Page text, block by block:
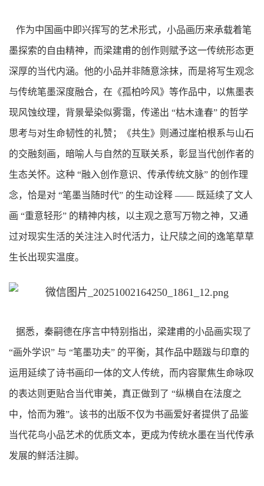
作为中国画中即兴挥写的艺术形式，小品画历来承载着笔
墨探索的自由精神，而梁建甫的创作则赋予这一传统形态更
深厚的当代内涵。他的小品并非随意涂抹，而是将写生观念
与传统笔墨深度融合，在《孤柏吟风》等作品中，以焦墨表
现风蚀纹理，背景晕染似雾霭，传递出 “枯木逢春” 的哲学
思考与对生命韧性的礼赞；《共生》则通过崖柏根系与山石
的交融刻画，暗喻人与自然的互联关系，彰显当代创作者的
生态关怀。这种 “融入创作意识、传承传统文脉” 的创作理
念，恰是对 “笔墨当随时代” 的生动诠释 —— 既延续了文人
画 “重意轻形” 的精神内核，以主观之意写万物之神，又通
过对现实生活的关注注入时代活力，让尺牍之间的逸笔草草
生长出现实温度。
据悉，秦嗣德在序言中特别指出，梁建甫的小品画实现了
“画外学识” 与 “笔墨功夫” 的平衡，其作品中题跋与印章的
运用延续了诗书画印一体的文人传统，而内容聚焦生命咏叹
的表达则更贴合当代审美，真正做到了 “纵横自在法度之
中，恰而为雅”。该书的出版不仅为书画爱好者提供了品鉴
当代花鸟小品艺术的优质文本，更成为传统水墨在当代传承
发展的鲜活注脚。